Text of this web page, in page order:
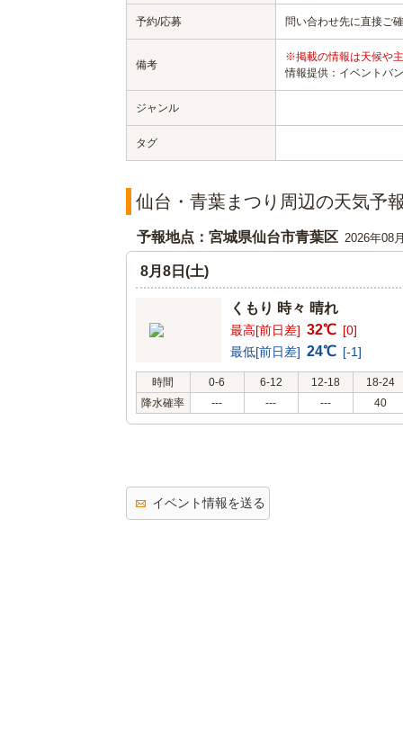
予約/応募 問い合わせ先に直接ご
備考
※掲載の情報は天候や
情報提供：イベントバ
ジャンル
タグ
仙台・青葉まつり周辺の天気予報
予報地点：宮城県仙台市青葉区 2026年08
8月8日(土)
くもり 時々 晴れ
最高[前日差] 32℃ [0]
最低[前日差] 24℃ [-1]
時間 0-6 6-12 12-18
18-24
降水確率
--- --- --- 40
イベント情報を送る